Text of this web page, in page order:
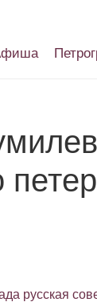
русская